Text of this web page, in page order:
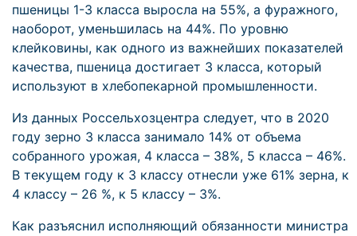
пшеницы 1-3 класса выросла на 55%, а фуражного,
наоборот, уменьшилась на 44%. По уровню
клейковины, как одного из важнейших показателей
качества, пшеница достигает 3 класса, который
используют в хлебопекарной промышленности.
Из данных Россельхозцентра следует, что в 2020
году зерно 3 класса занимало 14% от объема
собранного урожая, 4 класса – 38%, 5 класса – 46%.
В текущем году к 3 классу отнесли уже 61% зерна, к
4 классу – 26 %, к 5 классу – 3%.
Как разъяснил исполняющий обязанности министра